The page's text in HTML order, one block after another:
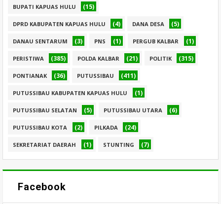
BUPATI KAPUAS HULU (15)
DPRD KABUPATEN KAPUAS HULU (4) DANA DESA (5)
DANAU SENTARUM (3) PNS (1) PERGUB KALBAR (1)
PERISTIWA (385) POLDA KALBAR (21) POLITIK (315)
PONTIANAK (36) PUTUSSIBAU (411)
PUTUSSIBAU KABUPATEN KAPUAS HULU (1)
PUTUSSIBAU SELATAN (5) PUTUSSIBAU UTARA (6)
PUTUSSIBAU KOTA (2) PILKADA (24)
SEKRETARIAT DAERAH (1) STUNTING (7)
Facebook